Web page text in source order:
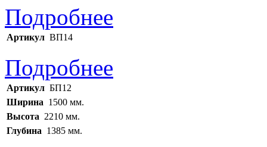
Подробнее
Артикул ВП14
Подробнее
Артикул БП12
Ширина 1500 мм.
Высота 2210 мм.
Глубина 1385 мм.